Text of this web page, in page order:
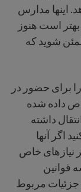
اینها مدارس
است هنوز
شوید که
برای حضور در
داده شده
داشته
اگر آنها
نیازهای خاص
قوانین
جزئیات مربوط